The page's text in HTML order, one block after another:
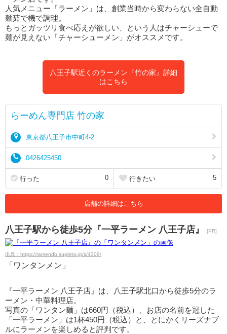
人気メニュー「ラーメン」は、創業当時から変わらない全自動
麺茹で機で調理。
もっとガッツリ食べ応えが欲しい、という人はチャーシューで
麺が見えない「チャーシューメン」がオススメです。
八王子駅近くのラーメン『竹の家』詳細
はこちら
らーめん専門店 竹の家
東京都八王子市中町4-2
0426425450
行った 0 行きたい 5
店舗の詳細はこちら
八王子駅から徒歩5分『一平ラーメン 八王子店』 [PR]
出典：https://ramendb.supleks.jp/s/4309/
「ワンタンメン」
『一平ラーメン 八王子店』は、八王子駅北口から徒歩5分のラ
ーメン・中華料理店。
写真の「ワンタン麺」は660円（税込）、お店の名前を冠した
「一平ラーメン」は1杯450円（税込）と、とにかくリーズナブ
ルにラーメンを楽しめると評判です。